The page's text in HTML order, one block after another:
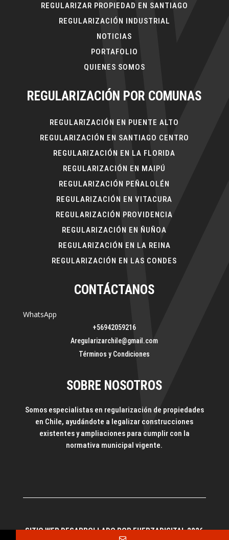
REGULARIZAR PROPIEDAD EN SANTIAGO
REGULARIZACIÓN INDUSTRIAL
NOTICIAS
PORTAFOLIO
QUIENES SOMOS
REGULARIZACIÓN POR COMUNAS
REGULARIZACIÓN EN PUENTE ALTO
REGULARIZACIÓN EN SANTIAGO CENTRO
REGULARIZACIÓN EN LA FLORIDA
REGULARIZACIÓN EN MAIPÚ
REGULARIZACIÓN PEÑALOLÉN
REGULARIZACIÓN EN VITACURA
REGULARIZACIÓN PROVIDENCIA
REGULARIZACIÓN EN ÑUÑOA
REGULARIZACIÓN EN LA REINA
REGULARIZACIÓN EN LAS CONDES
CONTÁCTANOS
WhatsApp
+56942059216
Aregularizarchile@gmail.com
Términos y Condiciones
SOBRE NOSOTROS
Somos especialistas en regularización de propiedades
en Chile, ayudándote a legalizar construcciones
existentes y ampliaciones para cumplir con la
normativa municipal vigente.
SITIO WEB DESARROLLADO POR FUERZADIGITAL 2026